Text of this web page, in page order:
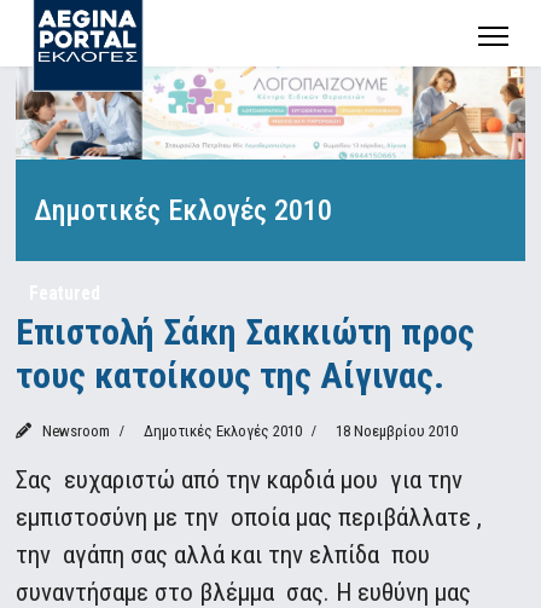
Δημοτικές Εκλογές 2010
Επιστολή Σάκη Σακκιώτη προς
τους κατοίκους της Αίγινας.
Newsroom Δημοτικές Εκλογές 2010 18 Νοεμβρίου 2010
Σας ευχαριστώ από την καρδιά μου για την
εμπιστοσύνη με την οποία μας περιβάλλατε ,
την αγάπη σας αλλά και την ελπίδα που
συναντήσαμε στο βλέμμα σας. Η ευθύνη μας